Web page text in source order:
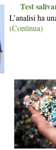
Test
L’analisi ha
(Continua)